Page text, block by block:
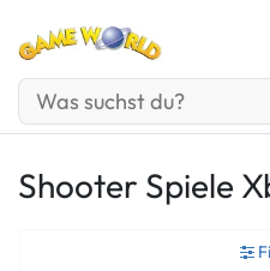
Shooter Spiele